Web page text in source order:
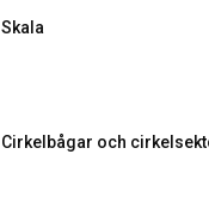
Skala
Cirkelbågar och